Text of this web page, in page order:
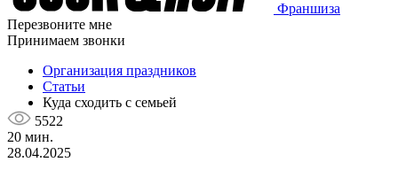
Франшиза
Перезвоните мне
Принимаем звонки
Организация праздников
Статьи
Куда сходить с семьей
5522
20 мин.
28.04.2025